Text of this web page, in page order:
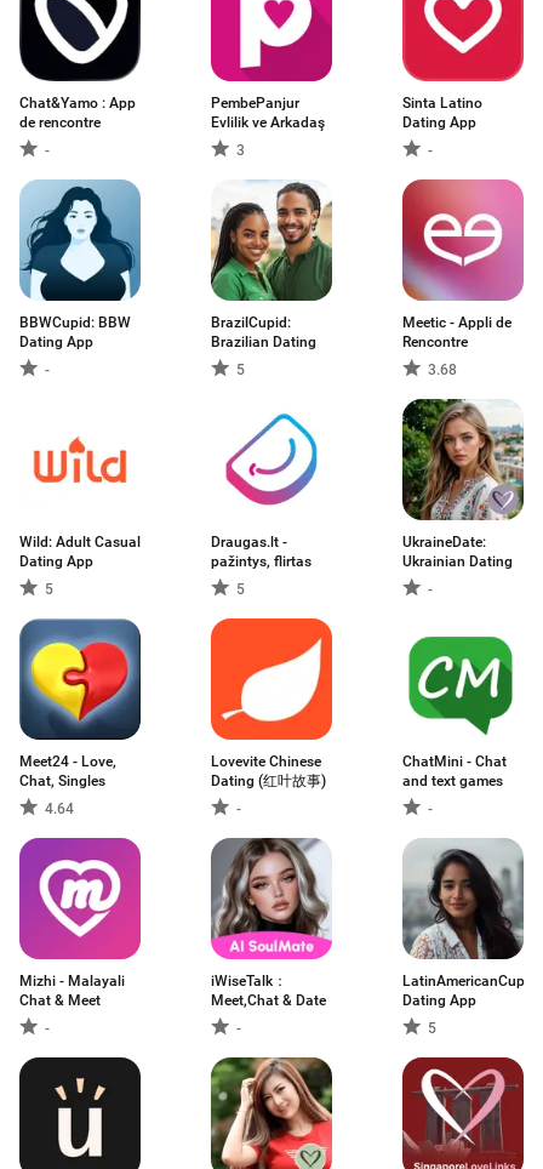
Chat&Yamo : App
de rencontre
-
PembePanjur
Evlilik ve Arkadaş
3
Sinta Latino
Dating App
-
BBWCupid: BBW
Dating App
-
BrazilCupid:
Brazilian Dating
5
Meetic - Appli de
Rencontre
3.68
Wild: Adult Casual
Dating App
5
Draugas.lt -
pažintys, flirtas
5
UkraineDate:
Ukrainian Dating
-
Meet24 - Love,
Chat, Singles
4.64
Lovevite Chinese
Dating (红叶故事)
-
ChatMini - Chat
and text games
-
Mizhi - Malayali
Chat & Meet
-
iWiseTalk：
Meet,Chat & Date
-
LatinAmericanCupid:
Dating App
5